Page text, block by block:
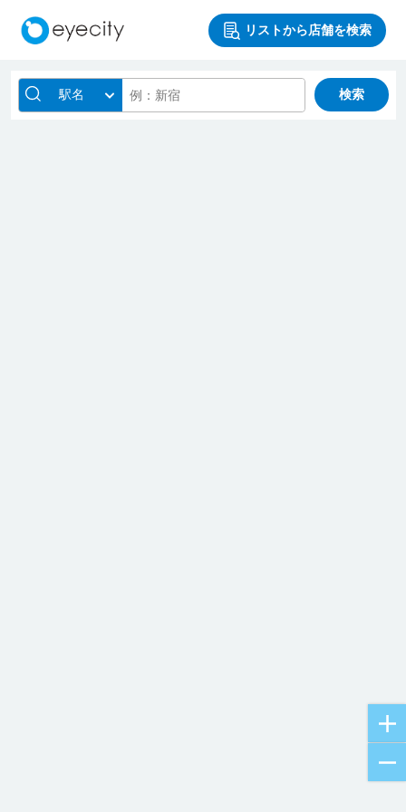
リストから店舗を検索
駅名 検索